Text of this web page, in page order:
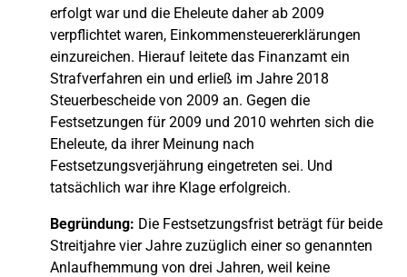
erfolgt war und die Eheleute daher ab 2009
verpflichtet waren, Einkommensteuererklärungen
einzureichen. Hierauf leitete das Finanzamt ein
Strafverfahren ein und erließ im Jahre 2018
Steuerbescheide von 2009 an. Gegen die
Festsetzungen für 2009 und 2010 wehrten sich die
Eheleute, da ihrer Meinung nach
Festsetzungsverjährung eingetreten sei. Und
tatsächlich war ihre Klage erfolgreich.
Begründung: Die Festsetzungsfrist beträgt für beide
Streitjahre vier Jahre zuzüglich einer so genannten
Anlaufhemmung von drei Jahren, weil keine